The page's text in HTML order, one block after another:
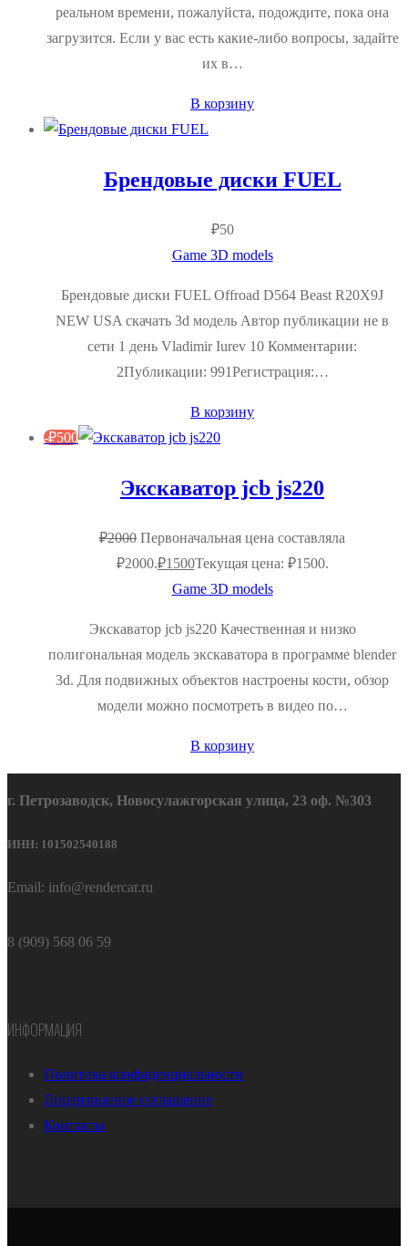
реальном времени, пожалуйста, подождите, пока она
загрузится. Если у вас есть какие-либо вопросы, задайте
их в…
В корзину
Брендовые диски FUEL
₽50
Game 3D models
Брендовые диски FUEL Offroad D564 Beast R20X9J
NEW USA скачать 3d модель Автор публикации не в
сети 1 день Vladimir Iurev 10 Комментарии:
2Публикации: 991Регистрация:…
В корзину
-₽500
Экскаватор jcb js220
₽2000 Первоначальная цена составляла
₽2000.₽1500Текущая цена: ₽1500.
Game 3D models
Экскаватор jcb js220 Качественная и низко
полигональная модель экскаватора в программе blender
3d. Для подвижных объектов настроены кости, обзор
модели можно посмотреть в видео по…
В корзину
г. Петрозаводск, Новосулажгорская улица, 23 оф. №303
ИНН: 101502540188
Email: info@rendercar.ru
8 (909) 568 06 59
ИНФОРМАЦИЯ
Политика конфиденциальности
Лицензионное соглашение
Контакты